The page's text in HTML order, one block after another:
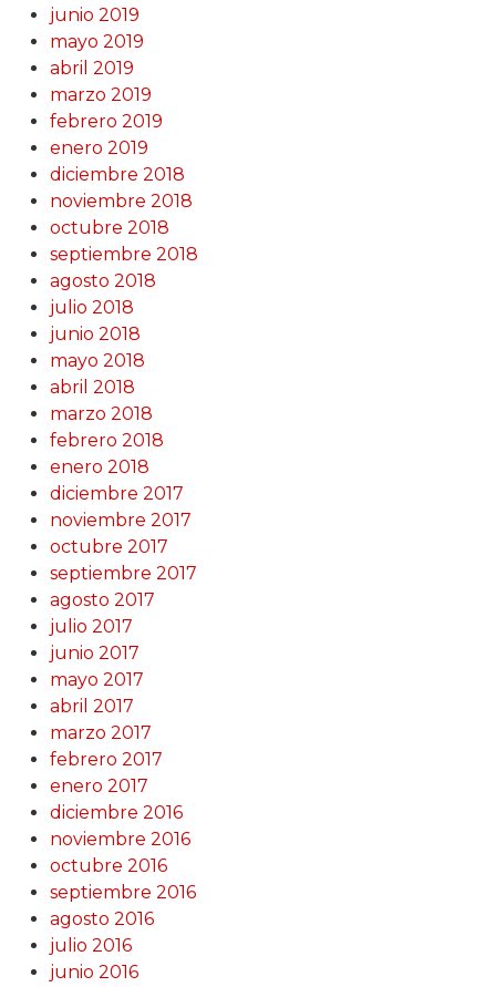
junio 2019
mayo 2019
abril 2019
marzo 2019
febrero 2019
enero 2019
diciembre 2018
noviembre 2018
octubre 2018
septiembre 2018
agosto 2018
julio 2018
junio 2018
mayo 2018
abril 2018
marzo 2018
febrero 2018
enero 2018
diciembre 2017
noviembre 2017
octubre 2017
septiembre 2017
agosto 2017
julio 2017
junio 2017
mayo 2017
abril 2017
marzo 2017
febrero 2017
enero 2017
diciembre 2016
noviembre 2016
octubre 2016
septiembre 2016
agosto 2016
julio 2016
junio 2016